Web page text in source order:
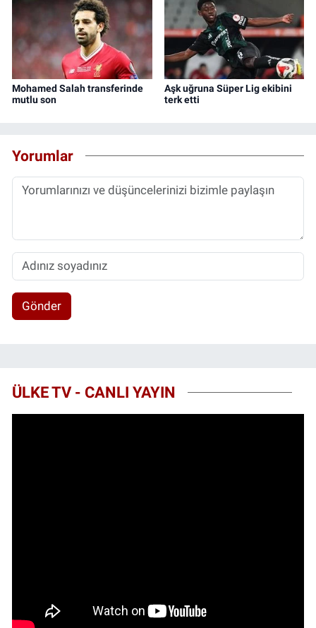
Mohamed Salah transferinde
mutlu son
Aşk uğruna Süper Lig ekibini
terk etti
Yorumlar
Gönder
ÜLKE TV - CANLI YAYIN